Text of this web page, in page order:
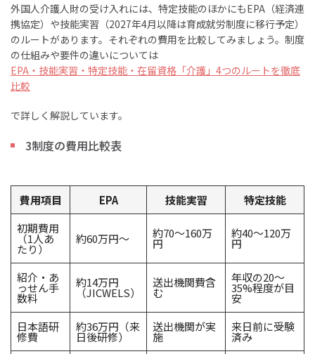
外国人介護人財の受け入れには、特定技能のほかにもEPA（経済連
携協定）や技能実習（2027年4月以降は育成就労制度に移行予定）
のルートがあります。それぞれの費用を比較してみましょう。制度
の仕組みや要件の違いについては
EPA・技能実習・特定技能・在留資格「介護」4つのルートを徹底
比較
で詳しく解説しています。
3制度の費用比較表
費用項目 EPA 技能実習
特定技能
初期費用
（1人あ
たり）
約60万円〜 約70〜160万
円
約40〜120万
円
紹介・あ
っせん手
数料
約14万円
（JICWELS）
送出機関費含
む
年収の20〜
35%程度が目
安
日本語研
修費
約36万円（来
日後研修）
送出機関が実
施
来日前に受験
済み